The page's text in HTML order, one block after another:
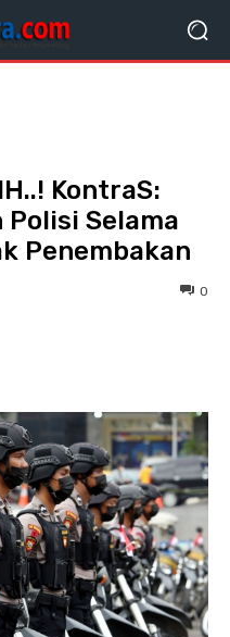
KontraS:
Polisi Selama
Penembakan
0